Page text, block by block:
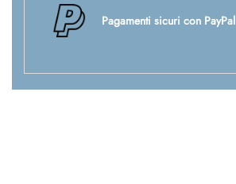
Pagamenti sicuri con PayPal